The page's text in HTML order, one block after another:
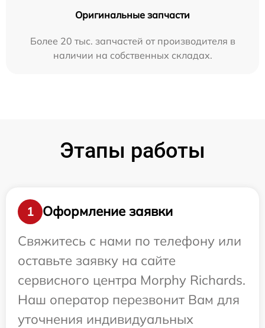
Оригинальные запчасти
Более 20 тыс. запчастей от производителя в
наличии на собственных складах.
Этапы работы
1
Оформление заявки
Свяжитесь с нами по телефону или
оставьте заявку на сайте
сервисного центра Morphy Richards.
Наш оператор перезвонит Вам для
уточнения индивидуальных